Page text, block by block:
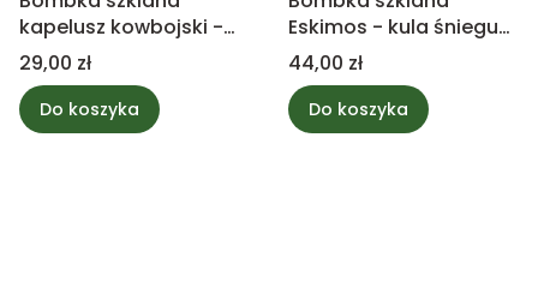
kapelusz kowbojski -
czerwony
Cena
29,00 zł
Do koszyka
Eskimos - kula śniegu
12cm
Cena
44,00 zł
Do koszyka